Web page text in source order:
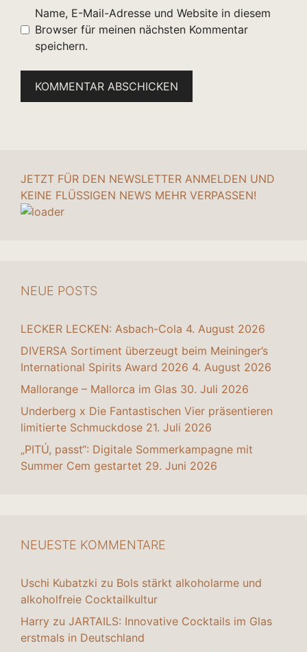
Name, E-Mail-Adresse und Website in diesem
Browser für meinen nächsten Kommentar
speichern.
JETZT FÜR DEN NEWSLETTER ANMELDEN UND
KEINE FLÜSSIGEN NEWS MEHR VERPASSEN!
NEUE POSTS
LECKER LECKEN: Asbach-Cola 4. August 2026
DIVERSA Sortiment überzeugt beim Meininger’s
International Spirits Award 2026 4. August 2026
Mallorange – Mallorca im Glas 30. Juli 2026
Underberg x Die Fantastischen Vier präsentieren
limitierte Schmuckdose 21. Juli 2026
„PITÚ, passt“: Digitale Sommerkampagne mit
Summer Cem gestartet 29. Juni 2026
NEUESTE KOMMENTARE
Uschi Kubatzki zu Bols stärkt alkoholarme und
alkoholfreie Cocktailkultur
Harry zu JARTAILS: Innovative Cocktails im Glas
erstmals in Deutschland